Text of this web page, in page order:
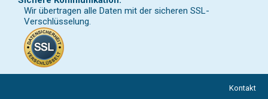
Wir übertragen alle Daten mit der sicheren SSL-
Verschlüsselung.
Kontakt